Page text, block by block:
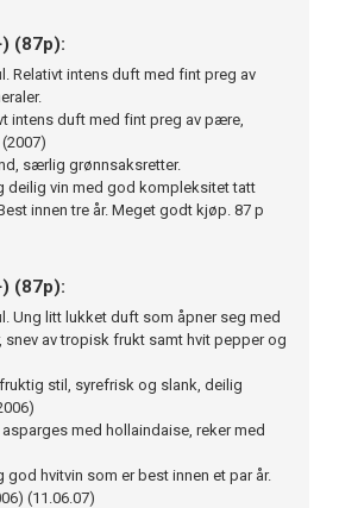
(87p):
Relativt intens duft med fint preg av
intens duft med fint preg av pære,
særlig grønnsaksretter.
deilig vin med god kompleksitet tatt
innen tre år. Meget godt kjøp. 87 p
(87p):
Ung litt lukket duft som åpner seg med
snev av tropisk frukt samt hvit pepper og
stil, syrefrisk og slank, deilig
med hollaindaise, reker med
god hvitvin som er best innen et par år.
(11.06.07)